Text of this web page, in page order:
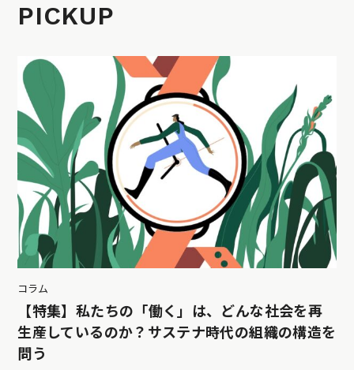
PICKUP
コラム
【特集】私たちの「働く」は、どんな社会を再
生産しているのか？サステナ時代の組織の構造を
問う